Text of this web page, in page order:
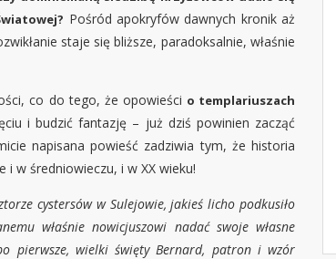
Pośród apokryfów dawnych kronik aż
staje się bliższe, paradoksalnie, właśnie
co do tego, że opowieści o templariuszach
i budzić fantazję – już dziś powinien zacząć
napisana powieść zadziwia tym, że historia
w średniowieczu, i w XX wieku!
cystersów w Sulejowie, jakieś licho podkusiło
właśnie nowicjuszowi nadać swoje własne
pierwsze, wielki święty Bernard, patron i wzór